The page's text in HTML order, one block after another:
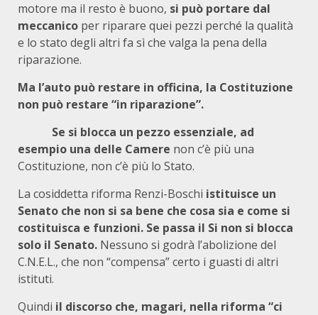
motore ma il resto è buono, si può portare dal
meccanico per riparare quei pezzi perché la qualità
e lo stato degli altri fa sì che valga la pena della
riparazione.
Ma l’auto può restare in officina, la Costituzione
non può restare “in riparazione”.
Se si blocca un pezzo essenziale, ad
esempio una delle Camere non c’è più una
Costituzione, non c’è più lo Stato.
La cosiddetta riforma Renzi-Boschi istituisce un
Senato che non si sa bene che cosa sia e come si
costituisca e funzioni. Se passa il Si non si blocca
solo il Senato. Nessuno si godrà l’abolizione del
C.N.E.L., che non “compensa” certo i guasti di altri
istituti.
Quindi il discorso che, magari, nella riforma “ci